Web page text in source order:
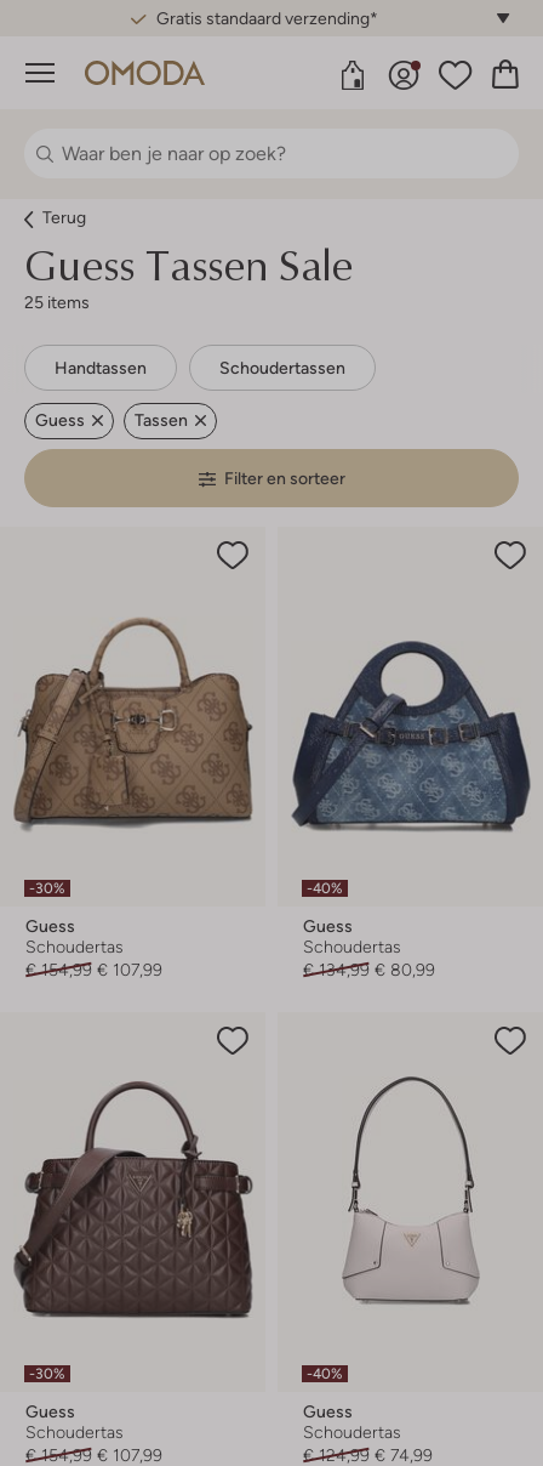
Gratis standaard verzending*
Menu
Terug
Guess Tassen Sale
25 items
Handtassen Schoudertassen
Guess Tassen
Filter en sorteer
-30%
Guess
Schoudertas
€ 154,99 € 107,99
-40%
Guess
Schoudertas
€ 134,99 € 80,99
-30%
Guess
Schoudertas
€ 154,99 € 107,99
-40%
Guess
Schoudertas
€ 124,99 € 74,99